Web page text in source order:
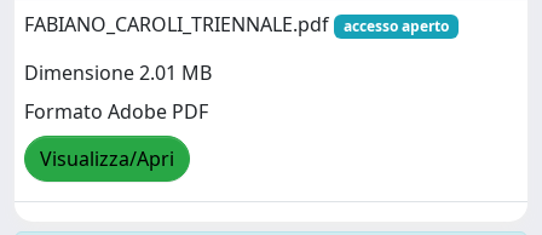
FABIANO_CAROLI_TRIENNALE.pdf
accesso aperto
Dimensione 2.01 MB
Formato Adobe PDF
Visualizza/Apri